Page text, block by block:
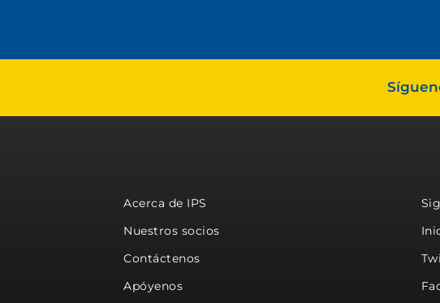
Acerca de IPS
Nuestros socios
Contáctenos
Apóyenos